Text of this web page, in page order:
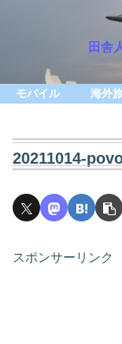
田舎
モバイル 海外
20211014-
スポンサーリンク